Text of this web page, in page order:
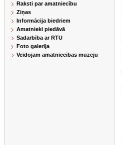
Raksti par amatniecību
Ziņas
Informācija biedriem
Amatnieki piedāvā
Sadarbība ar RTU
Foto galerija
Veidojam amatniecības muzeju